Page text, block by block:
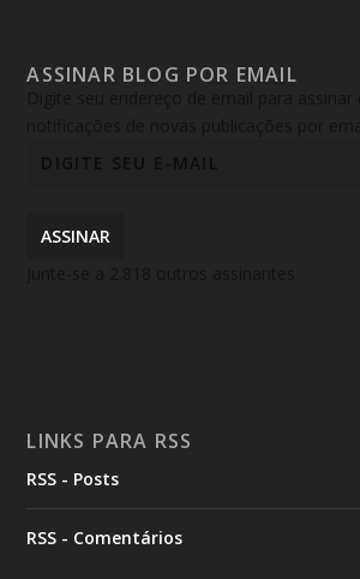
ASSINAR BLOG POR EMAIL
ASSINAR
LINKS PARA RSS
RSS - Posts
RSS - Comentários